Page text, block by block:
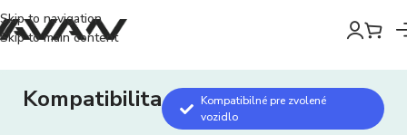
Skip to navigation
Skip to main content
Kompatibilita
Kompatibilné pre zvolené
vozidlo